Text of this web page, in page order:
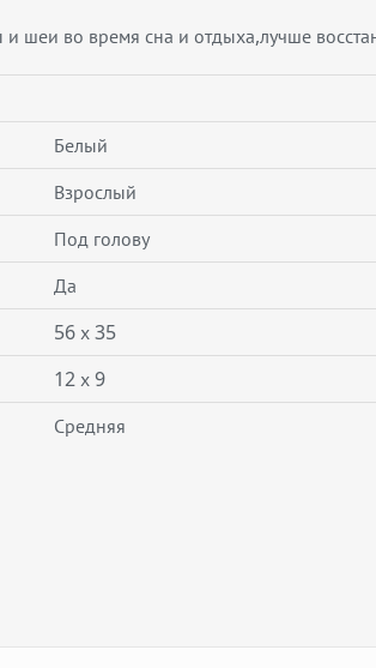
шеи во время сна и отдыха,лучше
Белый
Взрослый
Под голову
Да
56 х 35
12 х 9
Средняя